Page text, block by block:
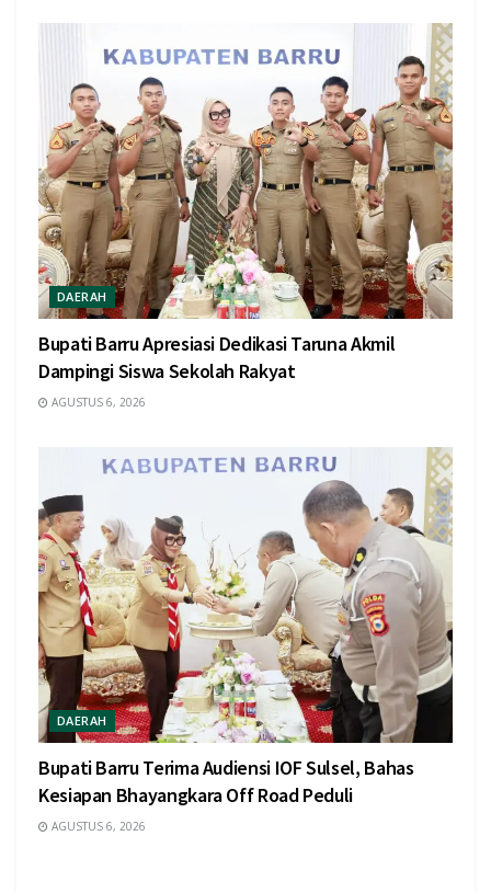
DAERAH
Bupati Barru Apresiasi Dedikasi Taruna Akmil
Dampingi Siswa Sekolah Rakyat
AGUSTUS 6, 2026
DAERAH
Bupati Barru Terima Audiensi IOF Sulsel, Bahas
Kesiapan Bhayangkara Off Road Peduli
AGUSTUS 6, 2026